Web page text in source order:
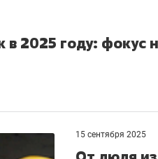
2025 году: фокус
15 сентября 2025